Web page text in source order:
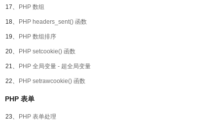
17、 PHP 数组
18、 PHP headers_sent() 函数
19、 PHP 数组排序
20、 PHP setcookie() 函数
21、 PHP 全局变量 - 超全局变量
22、 PHP setrawcookie() 函数
PHP 表单
23、 PHP 表单处理